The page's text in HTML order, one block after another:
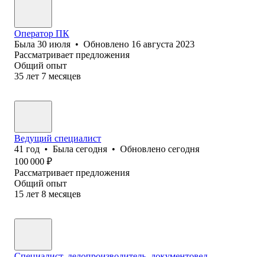
Оператор ПК
Была 30 июля • Обновлено 16 августа 2023
Рассматривает предложения
Общий опыт
35 лет 7 месяцев
Ведущий специалист
41 год • Была сегодня • Обновлено сегодня
100 000 ₽
Рассматривает предложения
Общий опыт
15 лет 8 месяцев